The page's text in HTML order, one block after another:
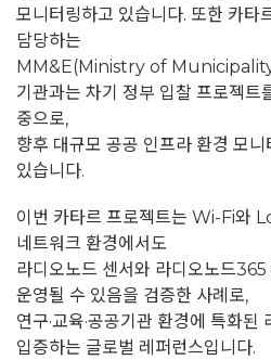
모니터링하고 있습니다. 또한 카타
담당하는
MM&E(Ministry of
기관과는 차기 정부 입찰 프로젝트
중으로,
향후 대규모 공공 인프라 환경 모
있습니다.
이번 카타르 프로젝트는 Wi-Fi와
네트워크 환경에서도
라디오노드 센서와 라디오노드
운영될 수 있음을 검증한 사례로,
연구·교육·공공기관 환경에 특화
입증하는 글로벌 레퍼런스입니다.